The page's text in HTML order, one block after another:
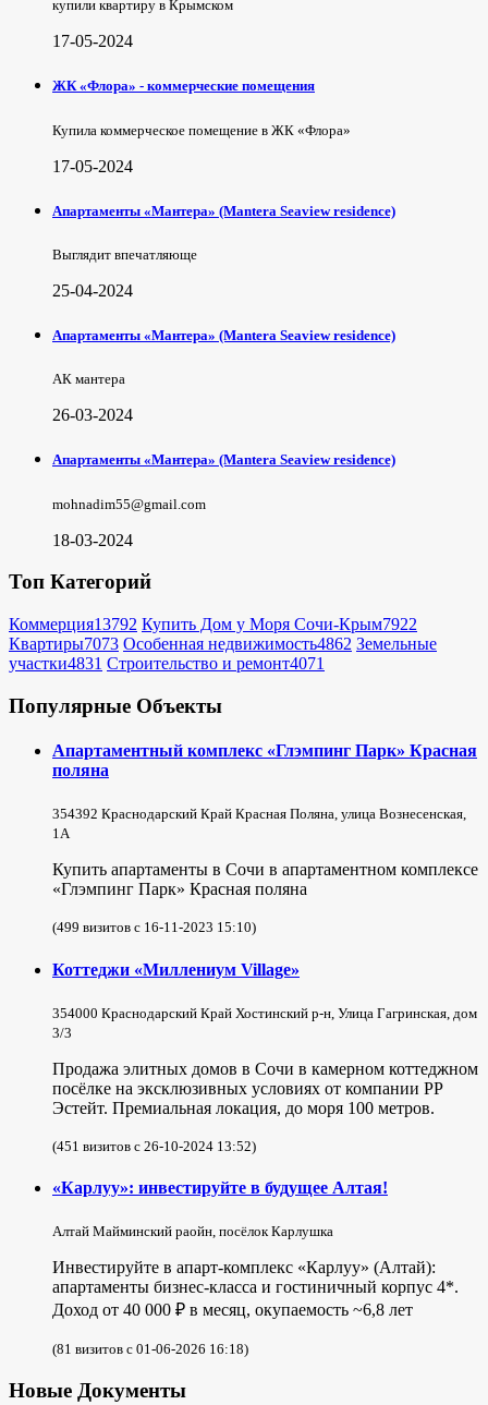
купили квартиру в Крымском
17-05-2024
ЖК «Флора» - коммерческие помещения
Купила коммерческое помещение в ЖК «Флора»
17-05-2024
Апартаменты «Мантера» (Mantera Seaview rеsidence)
Выглядит впечатляюще
25-04-2024
Апартаменты «Мантера» (Mantera Seaview rеsidence)
АК мантера
26-03-2024
Апартаменты «Мантера» (Mantera Seaview rеsidence)
mohnadim55@gmail.com
18-03-2024
Топ Категорий
Коммерция13792 Купить Дом у Моря Сочи-Крым7922
Квартиры7073 Особенная недвижимость4862 Земельные
участки4831 Строительство и ремонт4071
Популярные Объекты
Апартаментный комплекс «Глэмпинг Парк» Красная
поляна
354392 Краснодарский Край Красная Поляна, улица Вознесенская,
1А
Купить апартаменты в Сочи в апартаментном комплексе
«Глэмпинг Парк» Красная поляна
(499 визитов с 16-11-2023 15:10)
Коттеджи «Миллениум Village»
354000 Краснодарский Край Хостинский р-н, Улица Гагринская, дом
3/3
Продажа элитных домов в Сочи в камерном коттеджном
посёлке на эксклюзивных условиях от компании РР
Эстейт. Премиальная локация, до моря 100 метров.
(451 визитов с 26-10-2024 13:52)
«Карлуу»: инвестируйте в будущее Алтая!
Алтай Майминский раойн, посёлок Карлушка
Инвестируйте в апарт-комплекс «Карлуу» (Алтай):
апартаменты бизнес-класса и гостиничный корпус 4*.
Доход от 40 000 ₽ в месяц, окупаемость ~6,8 лет
(81 визитов с 01-06-2026 16:18)
Новые Документы